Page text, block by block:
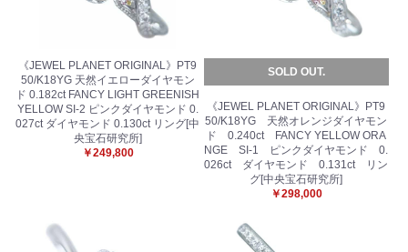
《JEWEL PLANET ORIGINAL》PT9
50/K18YG 天然イエローダイヤモン
ド 0.182ct FANCY LIGHT GREENISH
YELLOW SI-2 ピンクダイヤモンド 0.
027ct ダイヤモンド 0.130ct リング[中
央宝石研究所]
￥249,800
SOLD OUT.
《JEWEL PLANET ORIGINAL》PT9
50/K18YG 天然オレンジダイヤモン
ド 0.240ct FANCY YELLOW ORA
NGE SI-1 ピンクダイヤモンド 0.
026ct ダイヤモンド 0.131ct リン
グ[中央宝石研究所]
￥298,000